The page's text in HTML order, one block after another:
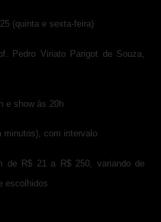
(quinta e sexta-feira)
Pedro Viriato Parigot de Souza,
e show às 20h
minutos), com intervalo
de R$ 21 a R$ 250, variando de
escolhidos